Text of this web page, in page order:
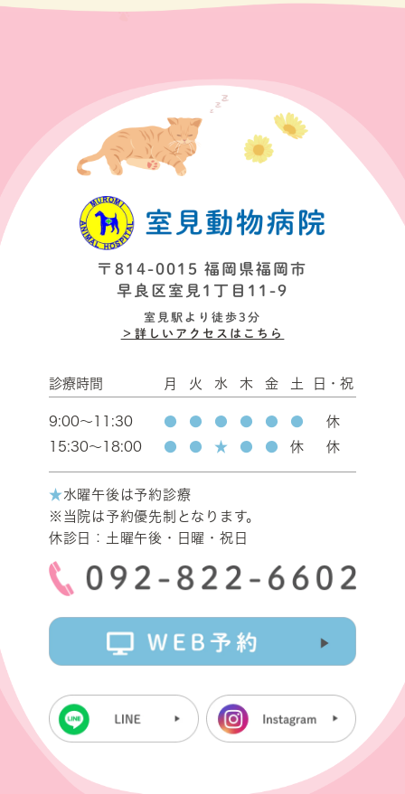
〒814-0015 福岡県福岡市
早良区室見1丁目11-9
室見駅より徒歩3分
＞詳しいアクセスはこちら
診療時間 月 火 水 木 金 土 日・祝
9:00～11:30 ● ● ● ● ● ●
休
15:30～18:00
● ● ★ ● ● 休 休
★水曜午後は予約診療
※当院は予約優先制となります。
休診日：土曜午後・日曜・祝日